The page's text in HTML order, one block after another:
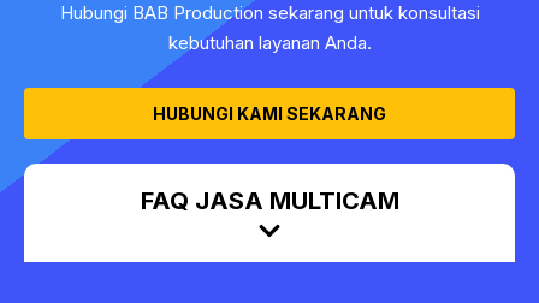
Hubungi BAB Production sekarang untuk konsultasi
kebutuhan layanan Anda.
HUBUNGI KAMI SEKARANG
FAQ JASA MULTICAM